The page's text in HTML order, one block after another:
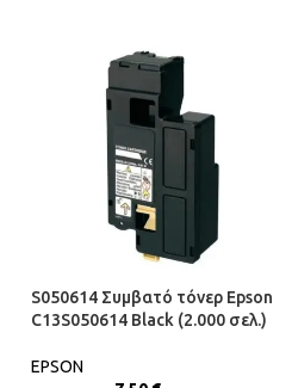
S050614 Συμβατό τόνερ Epson
C13S050614 Black (2.000 σελ.)
EPSON